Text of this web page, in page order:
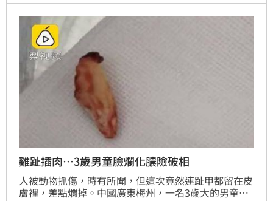
會導致罹患糖尿病，而他卻渾然不知。
雞趾插肉…3歲男童臉爛化膿險破相
人被動物抓傷，時有所聞，但這次竟然連趾甲都留在皮
膚裡，差點爛掉。中國廣東梅州，一名3歲大的男童，